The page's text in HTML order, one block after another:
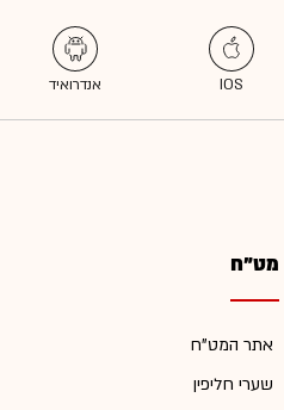
מט"ח
אתר המט"ח
שערי חליפין